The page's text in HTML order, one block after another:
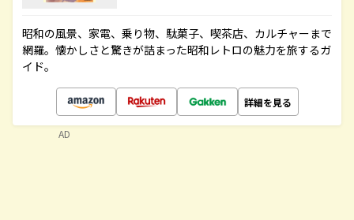
昭和の風景、家電、乗り物、駄菓子、喫茶店、カルチャーまで
網羅。懐かしさと驚きが詰まった昭和レトロの魅力を旅するガ
イド。
詳細を見る
AD